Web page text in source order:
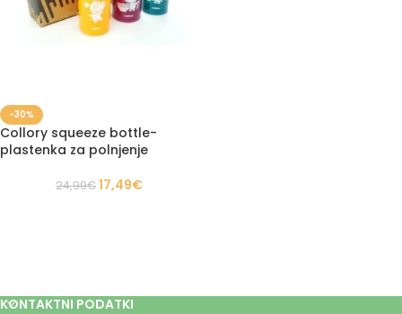
-30%
Collory squeeze bottle-
plastenka za polnjenje
24,99€17,49€
KONTAKTNI PODATKI